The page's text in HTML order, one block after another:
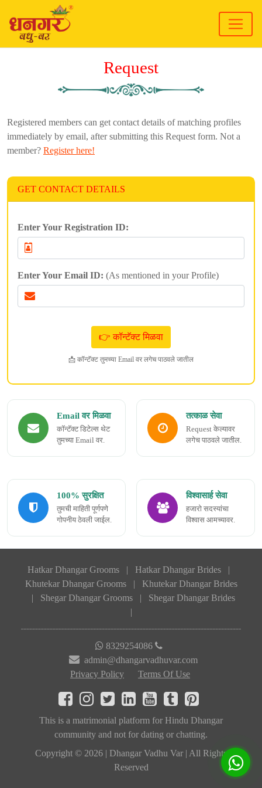
Request
Registered members can get contact details of matching profiles
immediately by email, after submitting this Request form. Not a
member? Register here!
GET CONTACT DETAILS
Enter Your Registration ID:
Enter Your Email ID: (As mentioned in your Profile)
📩 कॉन्टॅक्ट तुमच्या Email वर लगेच पाठवले जातील
Email वर मिळवा
कॉन्टॅक्ट डिटेल्स थेट
तुमच्या Email वर.
तत्काळ सेवा
Request केल्यावर
लगेच पाठवले जातील.
100% सुरक्षित
तुमची माहिती पूर्णपणे
गोपनीय ठेवली जाईल.
विश्वासार्ह सेवा
हजारो सदस्यांचा
विश्वास आमच्यावर.
Hatkar Dhangar Grooms | Hatkar Dhangar Brides
|
Khutekar Dhangar Grooms
|
Khutekar Dhangar Brides
|
Shegar Dhangar Grooms |
Shegar Dhangar Brides
|
8329254086
admin@dhangarvadhuvar.com
Privacy Policy
Terms Of Use
This is a matrimonial platform for Hindu Dhangar
community and not for dating or chatting.
Copyright © 2026 | Dhangar Vadhu Var | All Rights
Reserved